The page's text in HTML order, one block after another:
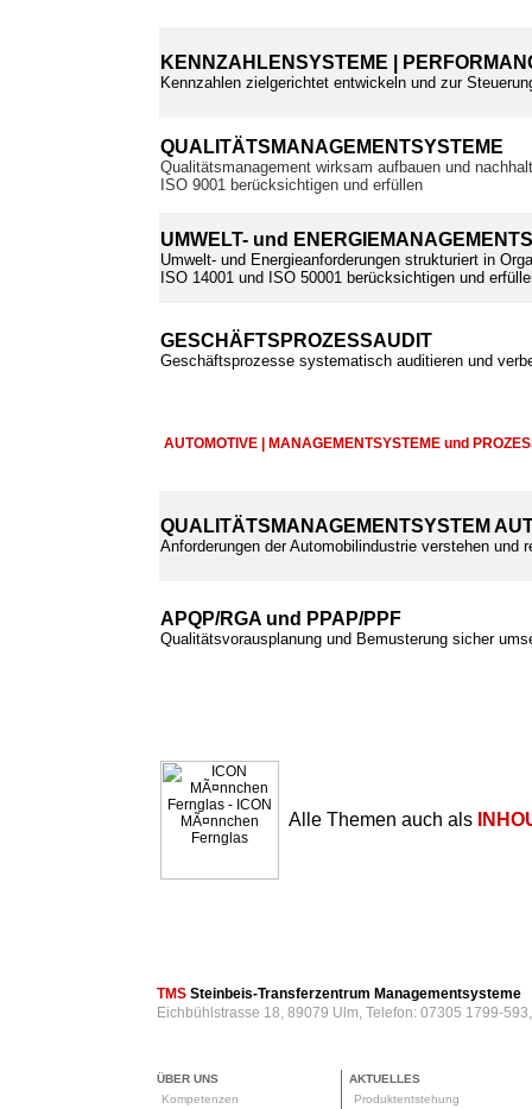
KENNZAHLENSYSTEME |
Kennzahlen zielgerichtet entwickeln und zur
QUALITÄTSMANAGEMENTSYSTEME
Qualitätsmanagement wirksam aufbauen und
ISO 9001 berücksichtigen und erfüllen
UMWELT- und
Umwelt- und Energieanforderungen strukturiert in
ISO 14001 und ISO 50001 berücksichtigen und
GESCHÄFTSPROZESSAUDIT
Geschäftsprozesse systematisch auditieren und
AUTOMOTIVE | MANAGEMENTSYSTEME und
QUALITÄTSMANAGEMENTSYSTEM
Anforderungen der Automobilindustrie verstehen und
APQP/RGA und PPAP/PPF
Qualitätsvorausplanung und Bemusterung sicher
Alle Themen auch als
TMS Steinbeis-Transferzentrum Managementsysteme
Eichbühlstrasse 18, 89079 Ulm, Telefon: 07305 1799-
ÜBER UNS
Kompetenzen
AKTUELLES
Produktentstehung